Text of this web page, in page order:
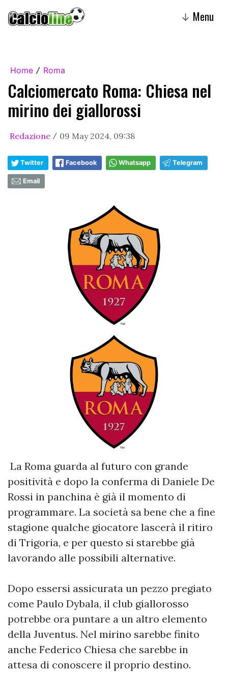
↓ Menu
Home / Roma
Calciomercato Roma: Chiesa nel
mirino dei giallorossi
Redazione / 09 May 2024, 09:38
Twitter Facebook Whatsapp Telegram
Email
La Roma guarda al futuro con grande
positività e dopo la conferma di Daniele De
Rossi in panchina è già il momento di
programmare. La società sa bene che a fine
stagione qualche giocatore lascerà il ritiro
di Trigoria, e per questo si starebbe già
lavorando alle possibili alternative.
Dopo essersi assicurata un pezzo pregiato
come Paulo Dybala, il club giallorosso
potrebbe ora puntare a un altro elemento
della Juventus. Nel mirino sarebbe finito
anche Federico Chiesa che sarebbe in
attesa di conoscere il proprio destino.